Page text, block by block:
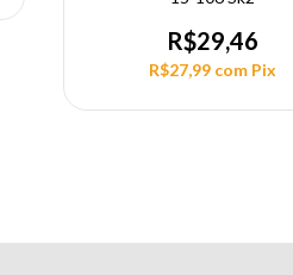
R$29,46
R$27,99 com Pix